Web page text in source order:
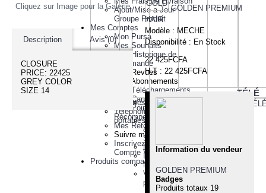
Ajout/Mise a Jour
Groupe Produit
Mes Comptes
Mon Pursa
Mes Souhaits
Mon Historique de
Commande
Mes Revues
Mes Abonnements
Mes Téléchargements
Mon Carnet d'adresses
Mes Points de
Récompense
Mes Retours
Suivre ma Commande
Inscrivez-vous pour un
Compte Vendeur
Produits comparatifs (
Tablettes
Téléphones
portables
Clés
USB
Disques
&
Stockages
Divers
Imprimantes
Moniteurs
Voyez
plus
TÉLÉ
Cliquez sur Image pour la Galerie
Description Avis (0)
CLOSURE
PRICE: 22425
GREY COLOR
SIZE 14
GOLDEN PREMIUM
HAIR
Modèle : MECHE
Disponibilité : En Stock
22 425FCFA
H.T : 22 425FCFA
Information du vendeur
GOLDEN PREMIUM
Badges
Produits totaux 19